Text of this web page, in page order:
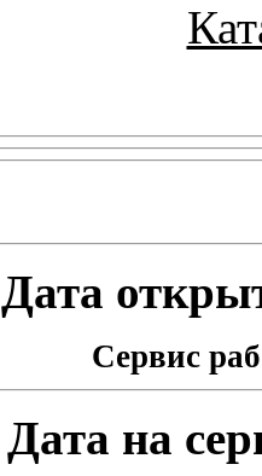
Дата
Сервис
Дата на